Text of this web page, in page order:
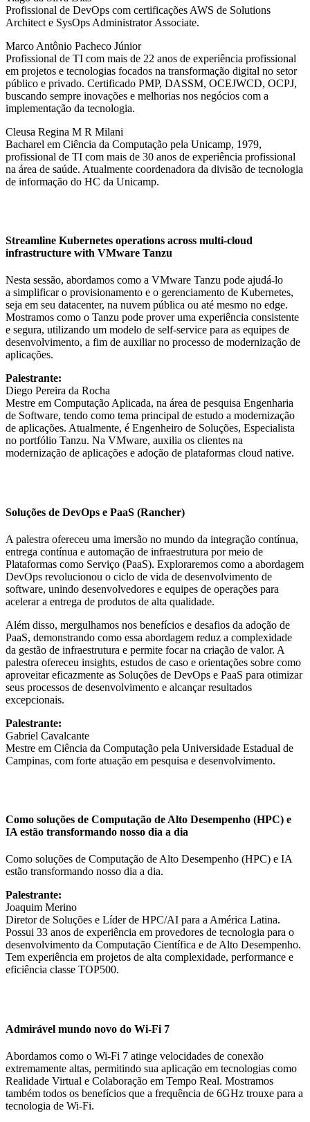
Profissional de DevOps com certificações AWS de Solutions
Architect e SysOps Administrator Associate.
Marco Antônio Pacheco Júnior
Profissional de TI com mais de 22 anos de experiência profissional
em projetos e tecnologias focados na transformação digital no setor
público e privado. Certificado PMP, DASSM, OCEJWCD, OCPJ,
buscando sempre inovações e melhorias nos negócios com a
implementação da tecnologia.
Cleusa Regina M R Milani
Bacharel em Ciência da Computação pela Unicamp, 1979,
profissional de TI com mais de 30 anos de experiência profissional
na área de saúde. Atualmente coordenadora da divisão de tecnologia
de informação do HC da Unicamp.
Streamline Kubernetes operations across multi-cloud
infrastructure with VMware Tanzu
Nesta sessão, abordamos como a VMware Tanzu pode ajudá-lo
a simplificar o provisionamento e o gerenciamento de Kubernetes,
seja em seu datacenter, na nuvem pública ou até mesmo no edge.
Mostramos como o Tanzu pode prover uma experiência consistente
e segura, utilizando um modelo de self-service para as equipes de
desenvolvimento, a fim de auxiliar no processo de modernização de
aplicações.
Palestrante:
Diego Pereira da Rocha
Mestre em Computação Aplicada, na área de pesquisa Engenharia
de Software, tendo como tema principal de estudo a modernização
de aplicações. Atualmente, é Engenheiro de Soluções, Especialista
no portfólio Tanzu. Na VMware, auxilia os clientes na
modernização de aplicações e adoção de plataformas cloud native.
Soluções de DevOps e PaaS (Rancher)
A palestra ofereceu uma imersão no mundo da integração contínua,
entrega contínua e automação de infraestrutura por meio de
Plataformas como Serviço (PaaS). Exploraremos como a abordagem
DevOps revolucionou o ciclo de vida de desenvolvimento de
software, unindo desenvolvedores e equipes de operações para
acelerar a entrega de produtos de alta qualidade.
Além disso, mergulhamos nos benefícios e desafios da adoção de
PaaS, demonstrando como essa abordagem reduz a complexidade
da gestão de infraestrutura e permite focar na criação de valor. A
palestra ofereceu insights, estudos de caso e orientações sobre como
aproveitar eficazmente as Soluções de DevOps e PaaS para otimizar
seus processos de desenvolvimento e alcançar resultados
excepcionais.
Palestrante:
Gabriel Cavalcante
Mestre em Ciência da Computação pela Universidade Estadual de
Campinas, com forte atuação em pesquisa e desenvolvimento.
Como soluções de Computação de Alto Desempenho (HPC) e
IA estão transformando nosso dia a dia
Como soluções de Computação de Alto Desempenho (HPC) e IA
estão transformando nosso dia a dia.
Palestrante:
Joaquim Merino
Diretor de Soluções e Líder de HPC/AI para a América Latina.
Possui 33 anos de experiência em provedores de tecnologia para o
desenvolvimento da Computação Científica e de Alto Desempenho.
Tem experiência em projetos de alta complexidade, performance e
eficiência classe TOP500.
Admirável mundo novo do Wi-Fi 7
Abordamos como o Wi-Fi 7 atinge velocidades de conexão
extremamente altas, permitindo sua aplicação em tecnologias como
Realidade Virtual e Colaboração em Tempo Real. Mostramos
também todos os benefícios que a frequência de 6GHz trouxe para a
tecnologia de Wi-Fi.